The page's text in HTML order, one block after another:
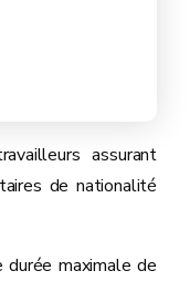
assurant
de nationalité
durée maximale de